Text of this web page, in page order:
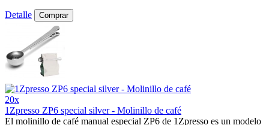
Detalle Comprar
20x
1Zpresso ZP6 special silver - Molinillo de café
El molinillo de café manual especial ZP6 de 1Zpresso es un modelo